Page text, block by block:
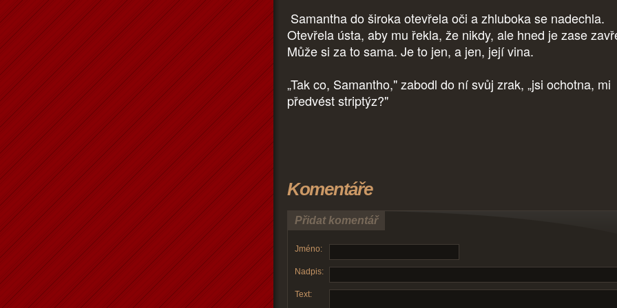
Samantha do široka otevřela oči a zhluboka se nadechla.
Otevřela ústa, aby mu řekla, že nikdy, ale hned je zase
Může si za to sama. Je to jen, a jen, její vina.
„Tak co, Samantho," zabodl do ní svůj zrak, „jsi ochotna, mi
předvést striptýz?"
Komentáře
Přidat komentář
Jméno:
Nadpis:
Text: